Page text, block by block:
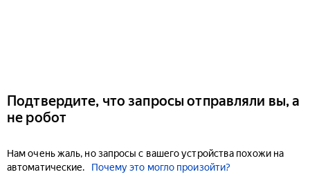
Подтвердите, что запросы отправляли вы, а
не робот
Нам очень жаль, но запросы с вашего устройства похожи на
автоматические.
Почему это могло произойти?